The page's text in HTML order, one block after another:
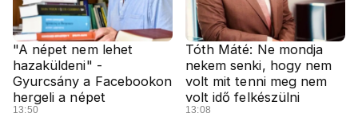
"A népet nem lehet
hazaküldeni" -
Gyurcsány a Facebookon
hergeli a népet
13:50
Tóth Máté: Ne mondja
nekem senki, hogy nem
volt mit tenni meg nem
volt idő felkészülni
13:08